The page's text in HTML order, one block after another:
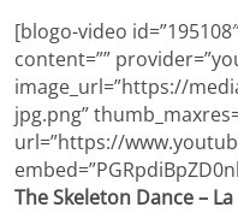
[blogo-video
content=””
image_url=”https://
jpg.png”
url=”https://
The Skeleton Dance –